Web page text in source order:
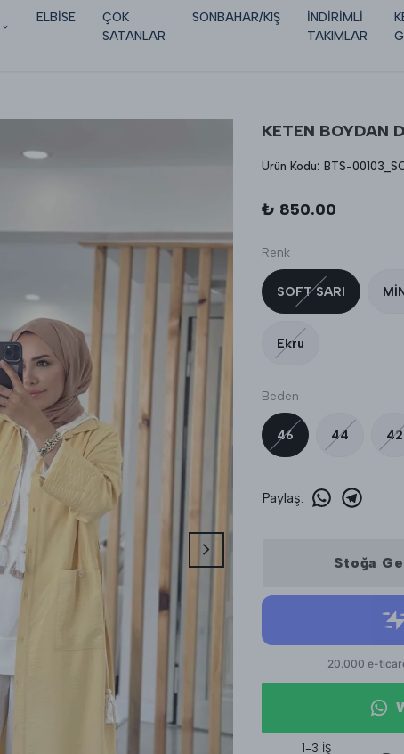
ELBİSE
ÇOK
SATANLAR
SONBAHAR/KIŞ
İNDİRİMLİ
TAKIMLAR
KETEN BOYDAN
Ürün Kodu: BTS-
₺ 850.00
Renk
SOFT SARI
Ekru
Beden
46 44 42
Paylaş:
Stoğa
1-3 İŞ